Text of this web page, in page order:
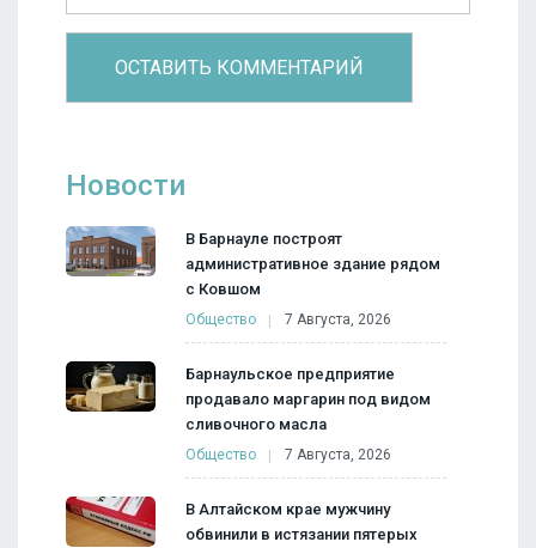
Новости
В Барнауле построят
административное здание рядом
с Ковшом
Общество 7 Августа, 2026
Барнаульское предприятие
продавало маргарин под видом
сливочного масла
Общество 7 Августа, 2026
В Алтайском крае мужчину
обвинили в истязании пятерых